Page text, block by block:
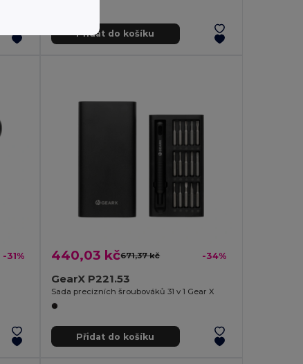
Přidat do košíku
-31% 440,03 kč671,37 kč -34%
GearX P221.53
Sada precizních šroubováků 31 v 1 Gear X
Přidat do košíku